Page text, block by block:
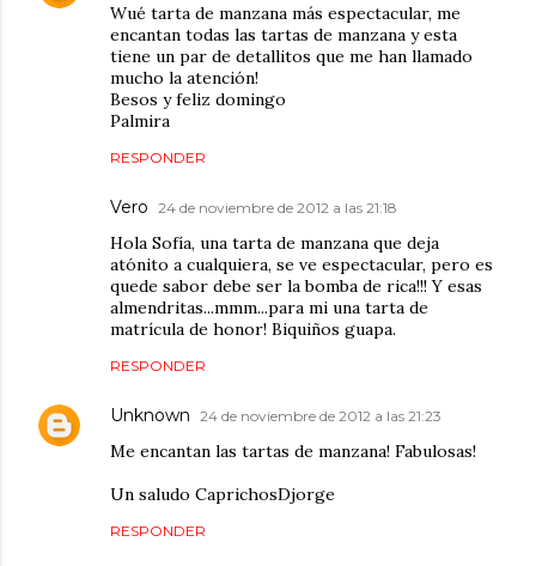
Wué tarta de manzana más espectacular, me
encantan todas las tartas de manzana y esta
tiene un par de detallitos que me han llamado
mucho la atención!
Besos y feliz domingo
Palmira
RESPONDER
Vero 24 de noviembre de 2012 a las 21:18
Hola Sofía, una tarta de manzana que deja
atónito a cualquiera, se ve espectacular, pero es
quede sabor debe ser la bomba de rica!!! Y esas
almendritas...mmm...para mi una tarta de
matrícula de honor! Biquiños guapa.
RESPONDER
Unknown 24 de noviembre de 2012 a las 21:23
Me encantan las tartas de manzana! Fabulosas!
Un saludo CaprichosDjorge
RESPONDER